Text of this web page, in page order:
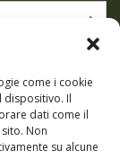
come i cookie
dispositivo. Il
dati come il
Non
su alcune